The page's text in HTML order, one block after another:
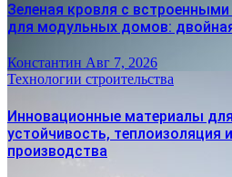
Зеленая кровля с
для модульных домов:
Константин Авг 7, 2026
Технологии строительства
Инновационные материалы
устойчивость, теплоизоляция
производства